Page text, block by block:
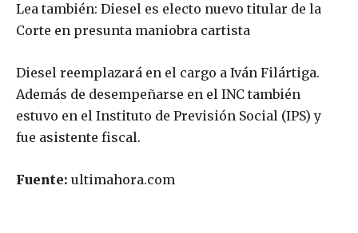
Lea también: Diesel es electo nuevo titular de la
Corte en presunta maniobra cartista
Diesel reemplazará en el cargo a Iván Filártiga.
Además de desempeñarse en el INC también
estuvo en el Instituto de Previsión Social (IPS) y
fue asistente fiscal.
Fuente: ultimahora.com